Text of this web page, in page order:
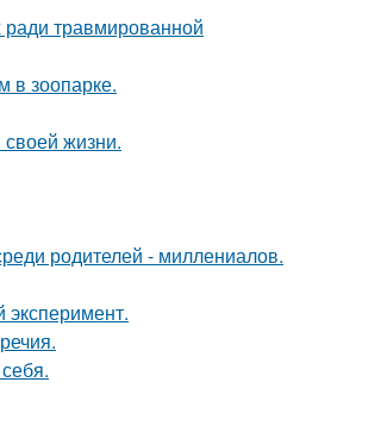
травмированной
в зоопарке.
жизни.
родителей - миллениалов.
эксперимент.